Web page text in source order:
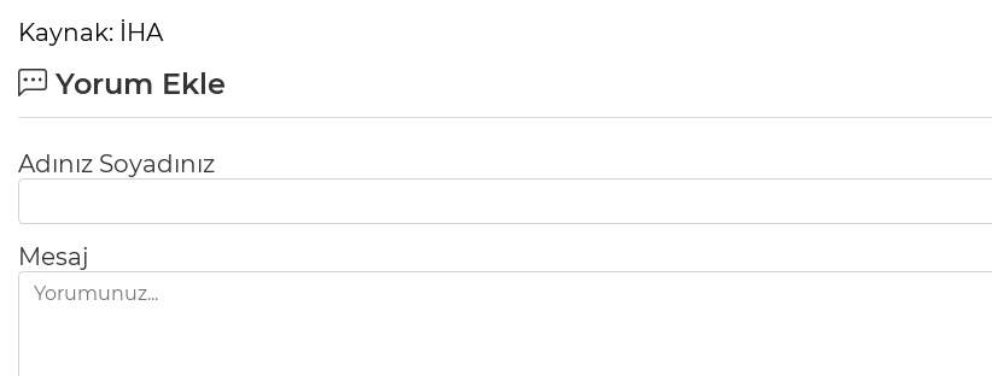
Kaynak: İHA
Yorum Ekle
Adınız Soyadınız
Mesaj